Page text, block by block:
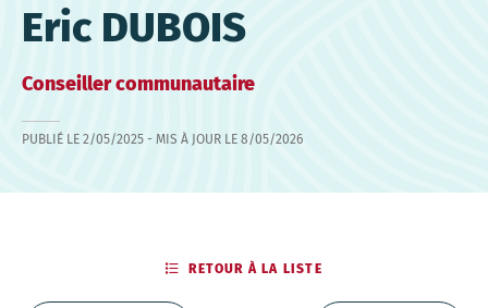
Eric DUBOIS
Conseiller communautaire
PUBLIÉ LE 2/05/2025 - MIS À JOUR LE 8/05/2026
RETOUR À LA LISTE